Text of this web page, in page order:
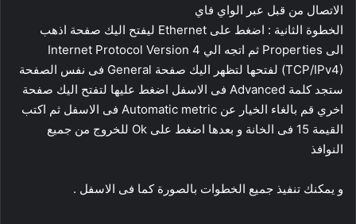
الاتصال من قبل عبر الواي فاي
الخطوة الثانية : اضغط على Ethernet ليفتح اليك صفحة اذهب
الى Properties ثم اتجه الي Internet Protocol Version 4
(TCP/IPv4) لفتحها لتظهر اليك صفحة General فى نفس الصفحة
ستجد كلمة Advanced فى الاسفل اضغط عليها لتفتح اليك صفحة
اخري قم بالغاء الخيار عن Automatic metric فى الاسفل ثم اكتب
القيمة 15 فى الخانة و بعدها اضغط على Ok للخروج من جميع
النوافذ
و يمكنك تنفيذ جميع الخطوات بالصورة كما فى الاسفل .